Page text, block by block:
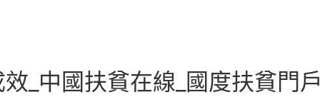
_中國扶貧在線_國度扶貧門戶